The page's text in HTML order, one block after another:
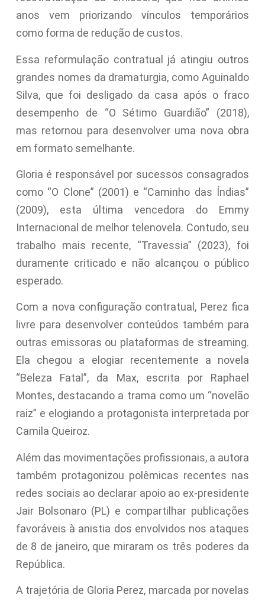
anos vem priorizando vínculos temporários
como forma de redução de custos.
Essa reformulação contratual já atingiu outros
grandes nomes da dramaturgia, como Aguinaldo
Silva, que foi desligado da casa após o fraco
desempenho de “O Sétimo Guardião” (2018),
mas retornou para desenvolver uma nova obra
em formato semelhante.
Gloria é responsável por sucessos consagrados
como “O Clone” (2001) e “Caminho das Índias”
(2009), esta última vencedora do Emmy
Internacional de melhor telenovela. Contudo, seu
trabalho mais recente, “Travessia” (2023), foi
duramente criticado e não alcançou o público
esperado.
Com a nova configuração contratual, Perez fica
livre para desenvolver conteúdos também para
outras emissoras ou plataformas de streaming.
Ela chegou a elogiar recentemente a novela
“Beleza Fatal”, da Max, escrita por Raphael
Montes, destacando a trama como um “novelão
raiz” e elogiando a protagonista interpretada por
Camila Queiroz.
Além das movimentações profissionais, a autora
também protagonizou polêmicas recentes nas
redes sociais ao declarar apoio ao ex-presidente
Jair Bolsonaro (PL) e compartilhar publicações
favoráveis à anistia dos envolvidos nos ataques
de 8 de janeiro, que miraram os três poderes da
República.
A trajetória de Gloria Perez, marcada por novelas